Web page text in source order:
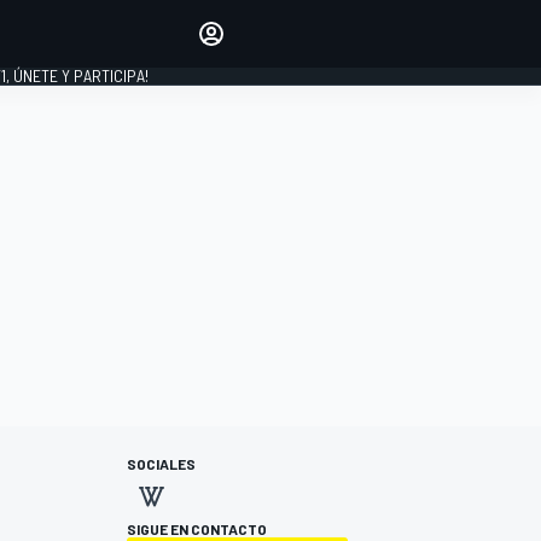
INICIAR SESIÓN
ÚNETE Y PARTICIPA!
SOCIALES
SIGUE EN CONTACTO